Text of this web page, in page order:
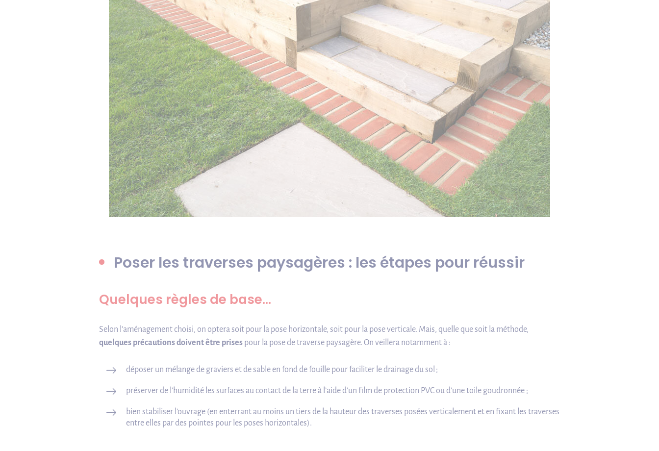
Poser les traverses paysagères : les étapes pour réussir
Quelques règles de base…
Selon l’aménagement choisi, on optera soit pour la pose horizontale, soit pour la pose verticale. Mais, quelle que soit la méthode,
quelques précautions doivent être prises pour la pose de traverse paysagère. On veillera notamment à :
déposer un mélange de graviers et de sable en fond de fouille pour faciliter le drainage du sol ;
préserver de l’humidité les surfaces au contact de la terre à l’aide d’un film de protection PVC ou d’une toile goudronnée ;
bien stabiliser l’ouvrage (en enterrant au moins un tiers de la hauteur des traverses posées verticalement et en fixant les traverses
entre elles par des pointes pour les poses horizontales).